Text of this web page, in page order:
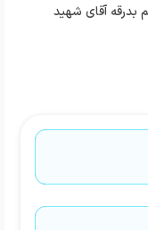
مراسم بدرقه آقای شهید